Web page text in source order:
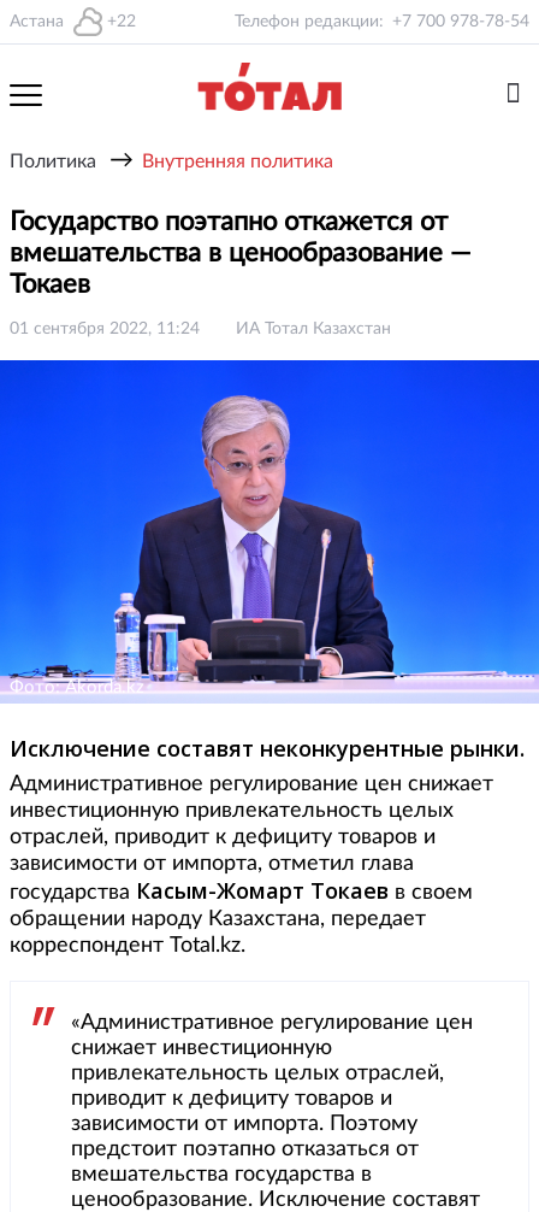
Астана +22 Телефон редакции: +7 700 978-78-54
Политика → Внутренняя политика
Государство поэтапно откажется от
вмешательства в ценообразование —
Токаев
01 сентября 2022, 11:24 ИА Тотал Казахстан
Фото: Akorda.kz
Исключение составят неконкурентные рынки.
Административное регулирование цен снижает
инвестиционную привлекательность целых
отраслей, приводит к дефициту товаров и
зависимости от импорта, отметил глава
государства Касым-Жомарт Токаев в своем
обращении народу Казахстана, передает
корреспондент Total.kz.
«Административное регулирование цен
снижает инвестиционную
привлекательность целых отраслей,
приводит к дефициту товаров и
зависимости от импорта. Поэтому
предстоит поэтапно отказаться от
вмешательства государства в
ценообразование. Исключение составят